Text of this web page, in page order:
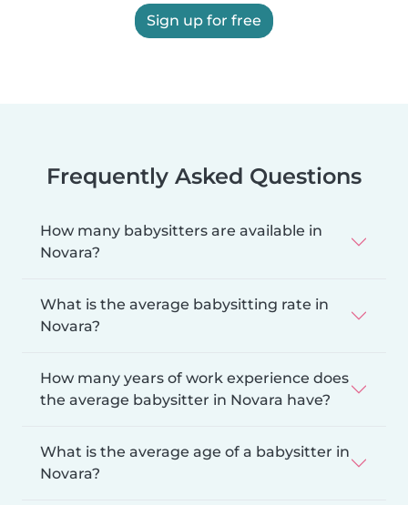
Sign up for free
Frequently Asked Questions
How many babysitters are available in
Novara?
What is the average babysitting rate in
Novara?
How many years of work experience does
the average babysitter in Novara have?
What is the average age of a babysitter in
Novara?